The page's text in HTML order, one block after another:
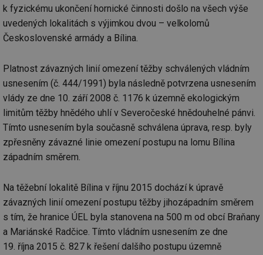
k fyzickému ukončení hornické činnosti došlo na všech výše
uvedených lokalitách s výjimkou dvou – velkolomů
Československé armády a Bílina.
Platnost závazných linií omezení těžby schválených vládním
usnesením (č. 444/1991) byla následně potvrzena usnesením
vlády ze dne 10. září 2008 č. 1176 k územně ekologickým
limitům těžby hnědého uhlí v Severočeské hnědouhelné pánvi.
Tímto usnesením byla současně schválena úprava, resp. byly
zpřesněny závazné linie omezení postupu na lomu Bílina
západním směrem.
Na těžební lokalitě Bílina v říjnu 2015 dochází k úpravě
závazných linií omezení postupu těžby jihozápadním směrem
s tím, že hranice ÚEL byla stanovena na 500 m od obcí Braňany
a Mariánské Radčice. Tímto vládním usnesením ze dne
19. října 2015 č. 827 k řešení dalšího postupu územně